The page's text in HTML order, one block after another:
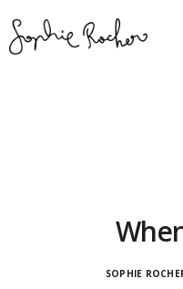
SOPHIE